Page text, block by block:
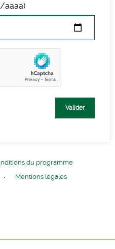
aaaa)
Valider
du programme
Mentions légales